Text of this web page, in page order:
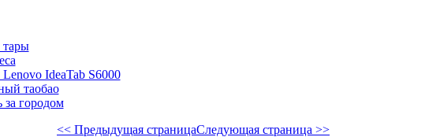
тары
IdeaTab S6000
таобао
за городом
<< Предыдущая страницаСледующая страница >>